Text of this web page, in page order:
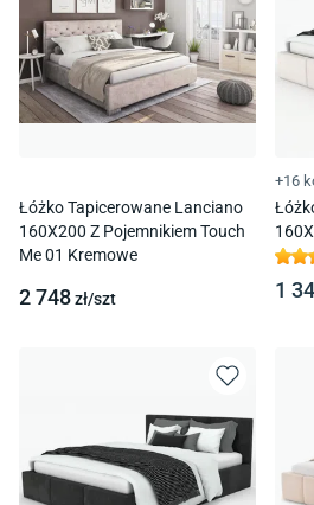
Łóżko Tapicerowane Lanciano
160X200 Z Pojemnikiem Touch
Me 01 Kremowe
2 748zł/szt
+16
1